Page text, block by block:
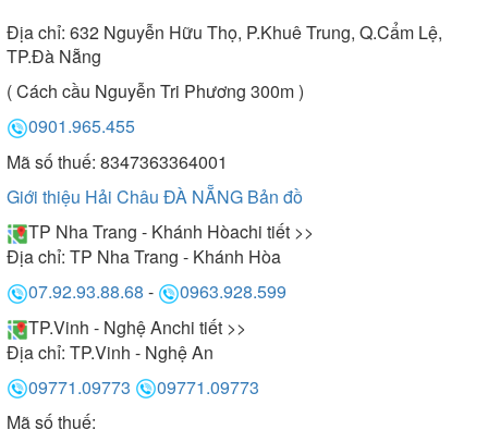
Địa chỉ: 632 Nguyễn Hữu Thọ, P.Khuê Trung, Q.Cẩm Lệ,
TP.Đà Nẵng
( Cách cầu Nguyễn Tri Phương 300m )
0901.965.455
Mã số thuế: 8347363364001
Giới thiệu Hải Châu ĐÀ NẴNG Bản đồ
TP Nha Trang - Khánh Hòachi tiết >>
Địa chỉ: TP Nha Trang - Khánh Hòa
07.92.93.88.68 -
0963.928.599
TP.Vinh - Nghệ Anchi tiết >>
Địa chỉ: TP.Vinh - Nghệ An
09771.09773
09771.09773
Mã số thuế: